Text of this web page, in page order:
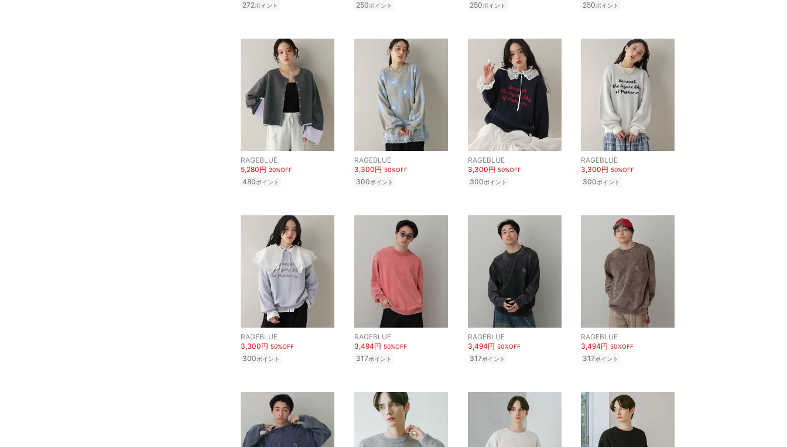
272ポイント 250ポイント 250ポイント 250ポイント
RAGEBLUE
5,280円 20%OFF
480ポイント
RAGEBLUE
3,300円 50%OFF
300ポイント
RAGEBLUE
3,300円 50%OFF
300ポイント
RAGEBLUE
3,300円 50%OFF
300ポイント
RAGEBLUE
3,300円 50%OFF
300ポイント
RAGEBLUE
3,494円 50%OFF
317ポイント
RAGEBLUE
3,494円 50%OFF
317ポイント
RAGEBLUE
3,494円 50%OFF
317ポイント